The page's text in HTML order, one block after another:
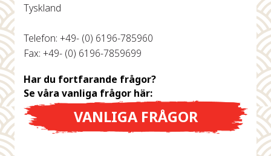
Tyskland
Telefon: +49- (0) 6196-785960
Fax: +49- (0) 6196-7859699
Har du fortfarande frågor?
Se våra vanliga frågor här:
VANLIGA FRÅGOR